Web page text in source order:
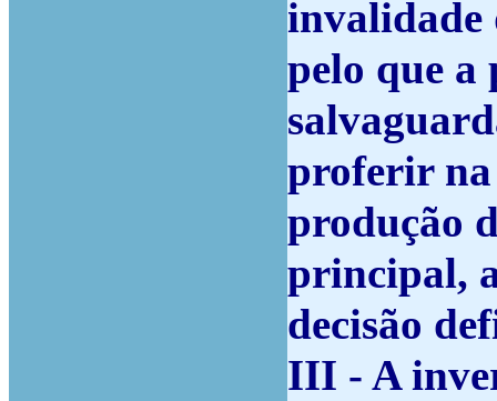
invalidade
pelo que a
proferir
produção
principal,
decisão
III - A